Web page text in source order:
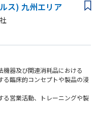
ス) 九州エリア
器及び関連消耗品における
る臨床的コンセプトや製品の浸
る営業活動、トレーニングや製
びに市場動向の情報収集